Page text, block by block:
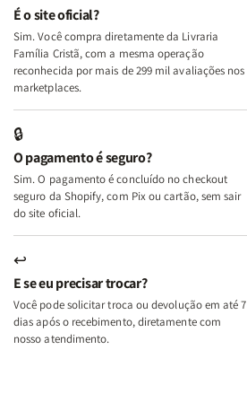
e
Deus
+
A
Mulher
Lar
+
A
Lar
É o site oficial?
Sim. Você compra diretamente da Livraria
Família Cristã, com a mesma operação
reconhecida por mais de 299 mil avaliações nos
marketplaces.
🔒
O pagamento é seguro?
Sim. O pagamento é concluído no checkout
seguro da Shopify, com Pix ou cartão, sem sair
do site oficial.
↩
E se eu precisar trocar?
Você pode solicitar troca ou devolução em até 7
dias após o recebimento, diretamente com
nosso atendimento.